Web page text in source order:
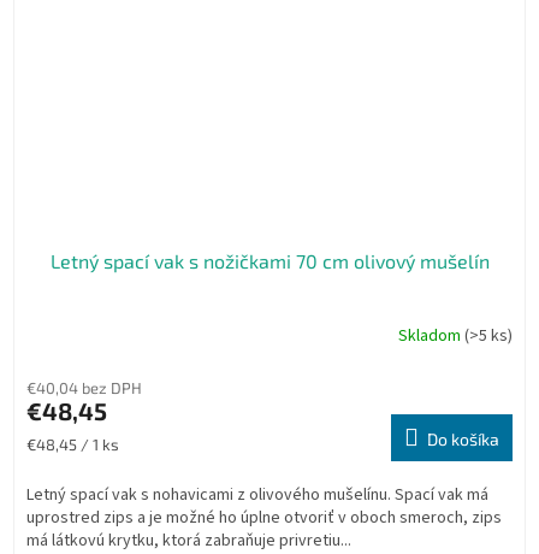
Letný spací vak s nožičkami 70 cm olivový mušelín
Skladom (>5 ks)
€40,04 bez DPH
€48,45
Jednotková
€48,45 / 1 ks Do košíka
Letný spací vak s nohavicami z olivového mušelínu. Spací vak má
uprostred zips a je možné ho úplne otvoriť v oboch smeroch, zips
má látkovú krytku, ktorá zabraňuje privretiu...